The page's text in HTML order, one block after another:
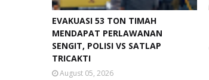
EVAKUASI 53 TON TIMAH
MENDAPAT PERLAWANAN
SENGIT, POLISI VS SATLAP
TRICAKTI
August 05, 2026